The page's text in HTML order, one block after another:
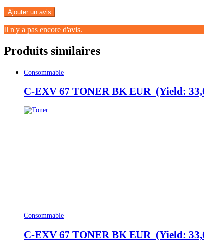
Il n'y a pas encore d'avis.
Produits similaires
Consommable
C-EXV 67 TONER BK EUR (Yield:
Consommable
C-EXV 67 TONER BK EUR (Yield: